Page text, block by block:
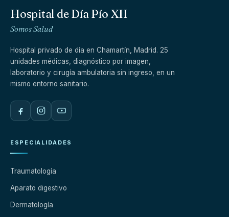
Hospital de Día Pío XII
Somos Salud
Hospital privado de día en Chamartín, Madrid. 25
unidades médicas, diagnóstico por imagen,
laboratorio y cirugía ambulatoria sin ingreso, en un
mismo entorno sanitario.
ESPECIALIDADES
Traumatología
Aparato digestivo
Dermatología